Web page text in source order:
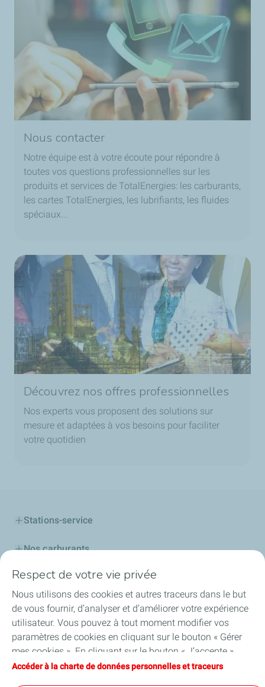
Nous contacter
Notre équipe est à votre écoute pour répondre à
toutes vos questions professionnelles sur les
produits et services de TotalEnergies: les carburants,
les cartes TotalEnergies, les lubrifiants, les fluides
spéciaux...
Découvrez nos offres professionnelles
Nos experts vous proposent des solutions sur
mesure et adaptées à vos besoins pour faciliter
votre quotidien
Stations-service
Nos carburants
Lubrifiants
Lubrifiants pour les professionnels
Carte TotalEnergies
Découvrir TotalEnergies
Respect de votre vie privée
Nous utilisons des cookies et autres traceurs dans le but
de vous fournir, d’analyser et d’améliorer votre expérience
utilisateur. Vous pouvez à tout moment modifier vos
paramètres de cookies en cliquant sur le bouton « Gérer
mes cookies ». En cliquant sur le bouton « J’accepte »,
vous acceptez le dépôt de l’ensemble des cookies. Dans le
Accéder à la charte de données personnelles et traceurs